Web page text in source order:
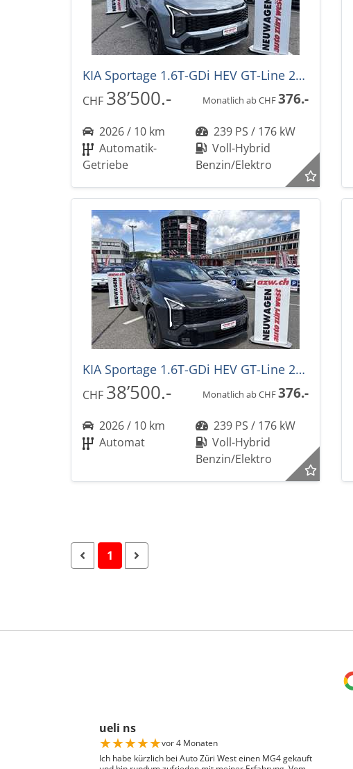
KIA Sportage 1.6T-GDi HEV GT-Line 239PS -34%! 4x4 Automat NEUES MODELL
CHF 38’500.- Monatlich ab CHF376.-
2026 / 10 km
239 PS / 176 kW
Automatik-
Getriebe
Voll-Hybrid
Benzin/Elektro
KIA Sportage 1.6T-GDi HEV GT-Line 239PS -34%! 4x4 Automat NEUES MODELL
CHF 38’500.- Monatlich ab CHF376.-
2026 / 10 km
239 PS / 176 kW
Automat
Voll-Hybrid
Benzin/Elektro
1
ueli ns
★★★★★vor 4 Monaten
Ich habe kürzlich bei Auto Züri West einen MG4 gekauft